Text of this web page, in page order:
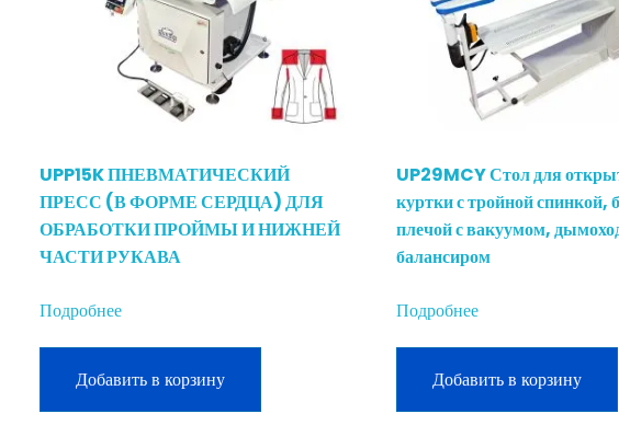
UPP15K ПНЕВМАТИЧЕСКИЙ
ПРЕСС (В ФОРМЕ СЕРДЦА) ДЛЯ
ОБРАБОТКИ ПРОЙМЫ И НИЖНЕЙ
ЧАСТИ РУКАВА
Подробнее
Добавить в корзину
UP29MCY Стол для
куртки с тройной спинкой,
плечой с вакуумом,
балансиром
Подробнее
Добавить в корзину